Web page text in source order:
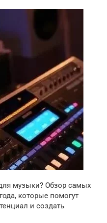
музыки? Обзор самых
которые помогут
и создать